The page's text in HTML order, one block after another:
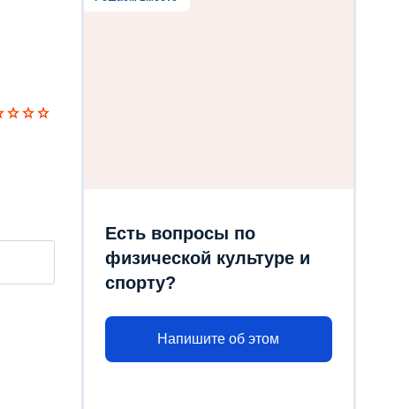
Есть вопросы по
физической культуре и
спорту?
Напишите об этом